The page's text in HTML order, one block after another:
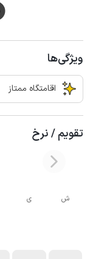
ویژگی‌ها
اقامتگاه ممتاز
تقویم / نرخ
ش ی